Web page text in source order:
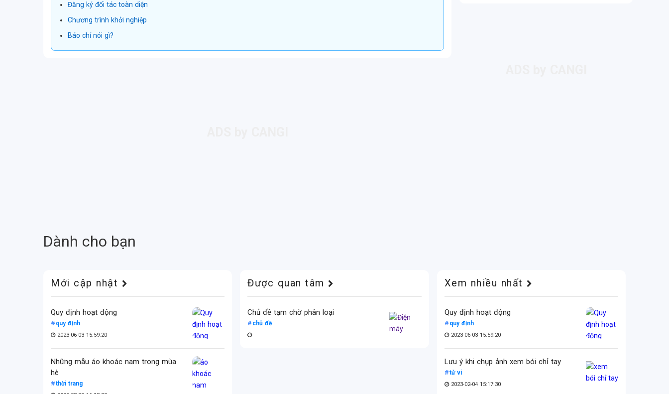
Đăng ký đối tác toàn diện
Chương trình khởi nghiệp
Báo chí nói gì?
Dành cho bạn
Mới cập nhật
Quy định hoạt động
quy định
2023-06-03 15:59:20
Những mẫu áo khoác nam trong mùa
hè
thời trang
Được quan tâm
Chủ đề tạm chờ phân loại
chủ đề
Xem nhiều nhất
Quy định hoạt động
quy định
2023-06-03 15:59:20
Lưu ý khi chụp ảnh xem bói chỉ tay
tử vi
2023-02-04 15:17:30